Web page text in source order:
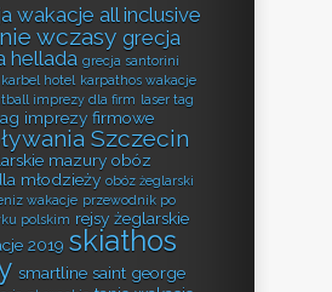
wakacje all inclusive
wczasy grecja
hellada grecja santorini
karbel hotel karpathos wakacje
imprezy dla firm laser tag
imprezy firmowe
Szczecin
mazury obóz
młodzieży obóz żeglarski
wakacje przewodnik po
polskim rejsy żeglarskie
2019 skiathos
smartline saint george